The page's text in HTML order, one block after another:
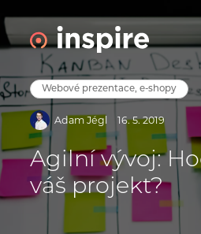
Webové prezentace, e-shopy
Adam Jégl 16. 5. 2019
Agilní vývoj:
váš projekt?